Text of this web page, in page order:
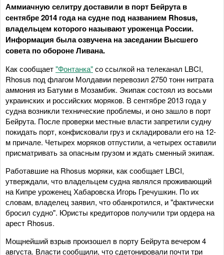
Аммиачную селитру доставили в порт Бейрута в
сентябре 2014 года на судне под названием Rhosus,
владельцем которого называют уроженца России.
Информация была озвучена на заседании Высшего
совета по обороне Ливана.
Как сообщает"Фонтанка"со ссылкой на телеканал LBCI,
Rhosus под флагом Молдавии перевозил 2750 тонн нитрата
аммония из Батуми в Мозамбик. Экипаж состоял из восьми
украинских и российских моряков. В сентябре 2013 года у
судна возникли технические проблемы, и оно зашло в порт
Бейрута. После проверки местные власти запретили судну
покидать порт, конфисковали груз и складировали его на 12-
м причале. Четырех моряков отпустили, а четырех оставили
присматривать за опасным грузом и ждать сменный экипаж.
Работавшие на Rhosus моряки, как сообщает LBCI,
утверждали, что владельцем судна являлся проживающий
на Кипре уроженец Хабаровска Игорь Гречушкин. По их
словам, владелец заявил, что обанкротился, и "фактически
бросил судно". Юристы кредиторов получили три ордера на
арест Rhosus.
Мощнейший взрыв произошел в порту Бейрута вечером 4
августа. Власти сообщили, что сдетонировали почти три